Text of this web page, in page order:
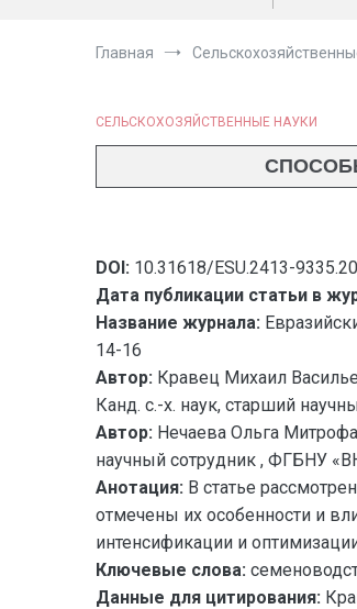
Главная
СЕЛЬСКОХОЗЯЙСТВЕННЫЕ НАУКИ
DOI: 10.31618/ESU.2413-
Дата публикации статьи в
Название журнала:
14-16
Автор: Кравец Михаил
Канд. с.-х. наук, старший
Автор: Нечаева Ольга
научный сотрудник , ФГБНУ
Анотация: В статье
отмечены их особенности и
интенсификации и
Ключевые слова:
Данные для цитирования: